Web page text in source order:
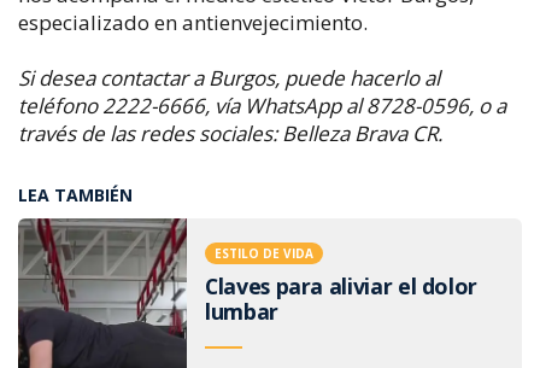
especializado en antienvejecimiento.
Si desea contactar a Burgos, puede hacerlo al
teléfono 2222-6666, vía WhatsApp al 8728-0596, o a
través de las redes sociales: Belleza Brava CR.
LEA TAMBIÉN
ESTILO DE VIDA
Claves para aliviar el dolor
lumbar